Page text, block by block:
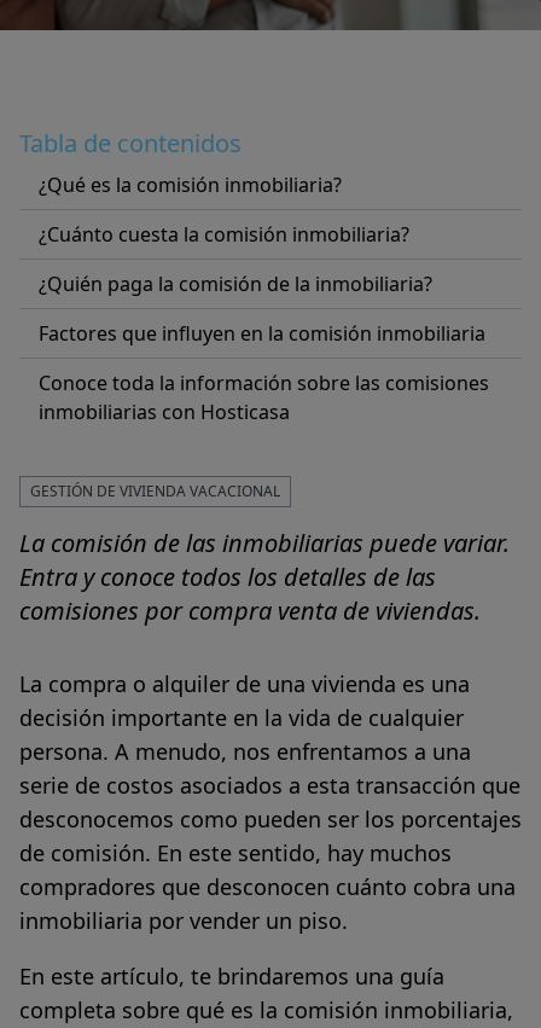
Tabla de contenidos
¿Qué es la comisión inmobiliaria?
¿Cuánto cuesta la comisión inmobiliaria?
¿Quién paga la comisión de la inmobiliaria?
Factores que influyen en la comisión inmobiliaria
Conoce toda la información sobre las comisiones
inmobiliarias con Hosticasa
GESTIÓN DE VIVIENDA VACACIONAL
La comisión de las inmobiliarias puede variar.
Entra y conoce todos los detalles de las
comisiones por compra venta de viviendas.
La compra o alquiler de una vivienda es una
decisión importante en la vida de cualquier
persona. A menudo, nos enfrentamos a una
serie de costos asociados a esta transacción que
desconocemos como pueden ser los porcentajes
de comisión. En este sentido, hay muchos
compradores que desconocen cuánto cobra una
inmobiliaria por vender un piso.
En este artículo, te brindaremos una guía
completa sobre qué es la comisión inmobiliaria,